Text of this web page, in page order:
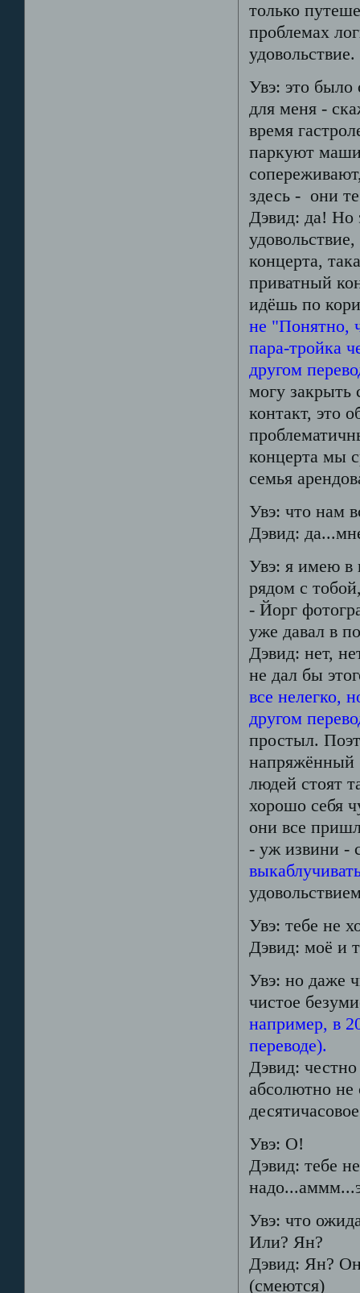
только
проблемах
удовольствие.
Увэ: это было
для меня -
время
паркуют
здесь - они
Дэвид: да! Но
концерта,
приватный
идёшь по
не "Понятно,
пара-тройка
другом
могу
контакт, это
концерта мы
семья
Увэ: что нам
Дэвид:
Увэ: я имею в
рядом с
- Йорг
уже давал в
Дэвид: нет,
не дал бы
все нелегко,
другом
простыл.
напряжённый
людей стоят
хорошо себя
они все
- уж извини -
Увэ: тебе не
Дэвид: моё и
Увэ: но даже
чистое
например, в
переводе).
Дэвид:
абсолютно не
Увэ: О!
Дэвид: тебе
Увэ: что
Или? Ян?
Дэвид: Ян? Он
(смеются)